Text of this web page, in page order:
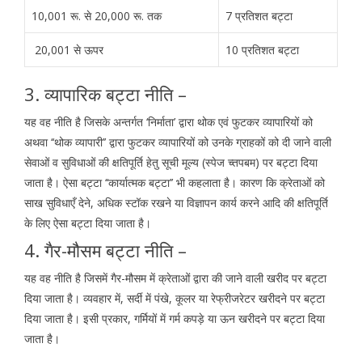
10,001 रू. से 20,000 रू. तक 7 प्रतिशत बट्टा
20,001 से ऊपर 10 प्रतिशत बट्टा
3. व्यापारिक बट्टा नीति –
यह वह नीति है जिसके अन्तर्गत ‘निर्माता’ द्वारा थोक एवं फुटकर व्यापारियों को
अथवा ‘‘थोक व्यापारी’’ द्वारा फुटकर व्यापारियों को उनके ग्राहकों को दी जाने वाली
सेवाओं व सुविधाओं की क्षतिपूर्ति हेतु सूची मूल्य (स्पेज च्तपबम) पर बट्टा दिया
जाता है। ऐसा बट्टा ‘‘कार्यात्मक बट्टा’’ भी कहलाता है। कारण कि क्रेताओं को
साख सुविधाएँ देने, अधिक स्टॉक रखने या विज्ञापन कार्य करने आदि की क्षतिपूर्ति
के लिए ऐसा बट्टा दिया जाता है।
4. गैर-मौसम बट्टा नीति –
यह वह नीति है जिसमें गैर-मौसम में क्रेताओं द्वारा की जाने वाली खरीद पर बट्टा
दिया जाता है। व्यवहार में, सर्दी में पंखे, कूलर या रेफ्रीजरेटर खरीदने पर बट्टा
दिया जाता है। इसी प्रकार, गर्मियों में गर्म कपड़े या ऊन खरीदने पर बट्टा दिया
जाता है।